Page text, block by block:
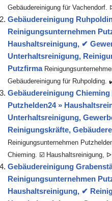
Gebäudereinigung für
Gebäudereinigung
Reinigungsunternehmen
Haushaltsreinigung, ✔
Unterhaltsreinigung,
Putzfirma
Gebäudereinigung für
Gebäudereinigung
Putzhelden24 »
Unterhaltsreinigung,
Reinigungskräfte,
Reinigungsunternehmen
Chieming. ☑️ Haushaltsreinigung,
Gebäudereinigung
Reinigungsunternehmen
Haushaltsreinigung, ✔